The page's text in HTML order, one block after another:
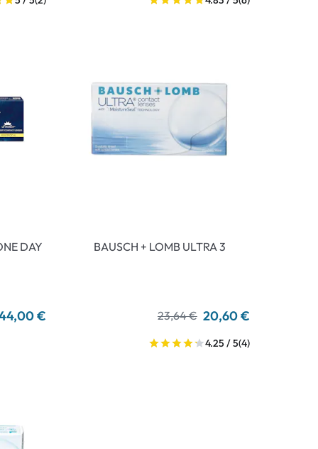
DAY
€
BAUSCH + LOMB ULTRA 3
23,64 € 20,60 €
4.25 / 5(4)